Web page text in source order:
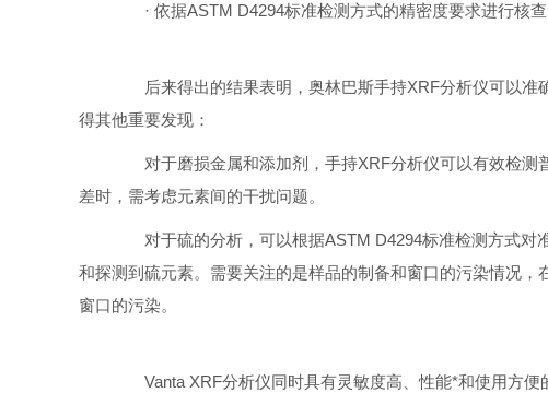
· 依据ASTM D4294标准检测方式的精密度要求进行核查
后来得出的结果表明，奥林巴斯手持XRF分析仪可以准
得其他重要发现：
对于磨损金属和添加剂，手持XRF分析仪可以有效检测
差时，需考虑元素间的干扰问题。
对于硫的分析，可以根据ASTM D4294标准检测方式对
和探测到硫元素。需要关注的是样品的制备和窗口的污染情况
窗口的污染。
Vanta XRF分析仪同时具有灵敏度高、性能*和使用方便